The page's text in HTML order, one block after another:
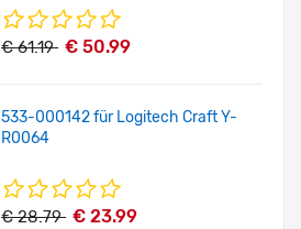
€ 61.19 € 50.99
533-000142 für Logitech Craft Y-
R0064
€ 28.79 € 23.99